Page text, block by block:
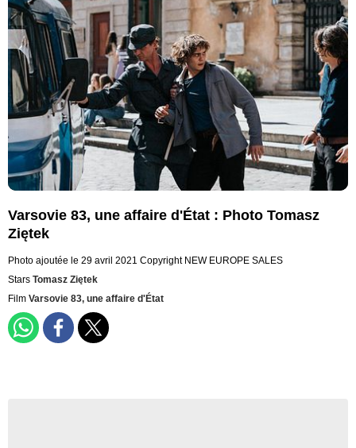
Varsovie 83, une affaire d'État : Photo Tomasz
Ziętek
Photo ajoutée le 29 avril 2021 Copyright NEW EUROPE SALES
Stars Tomasz Ziętek
Film Varsovie 83, une affaire d'État